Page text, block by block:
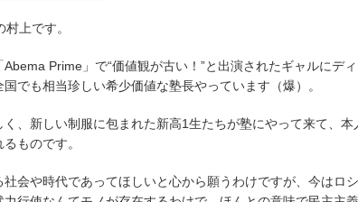
上です。
Prime」で“価値観が古い！”と出演されたギャルにデ
でも相当珍しい希少価値な塾長やっています（爆）。
、新しい制服に包まれた新高1生たちが塾にやって来て、本
ものです。
会や時代であってほしいと心から願うわけですが、今はロ